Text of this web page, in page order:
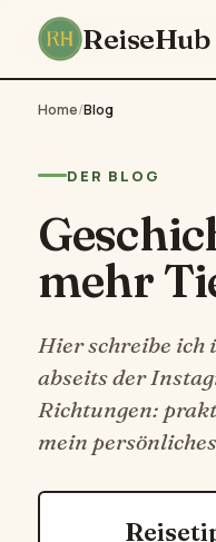
ReiseHub
Home/Blog
DER BLOG
mehr
Hier schreibe ich
abseits der
Richtungen:
mein